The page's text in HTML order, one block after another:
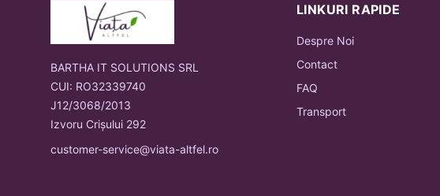
BARTHA IT SOLUTIONS SRL
CUI: RO32339740
J12/3068/2013
Izvoru Crișului 292
customer-service@viata-altfel.ro
LINKURI RAPIDE
Despre Noi
Contact
FAQ
Transport